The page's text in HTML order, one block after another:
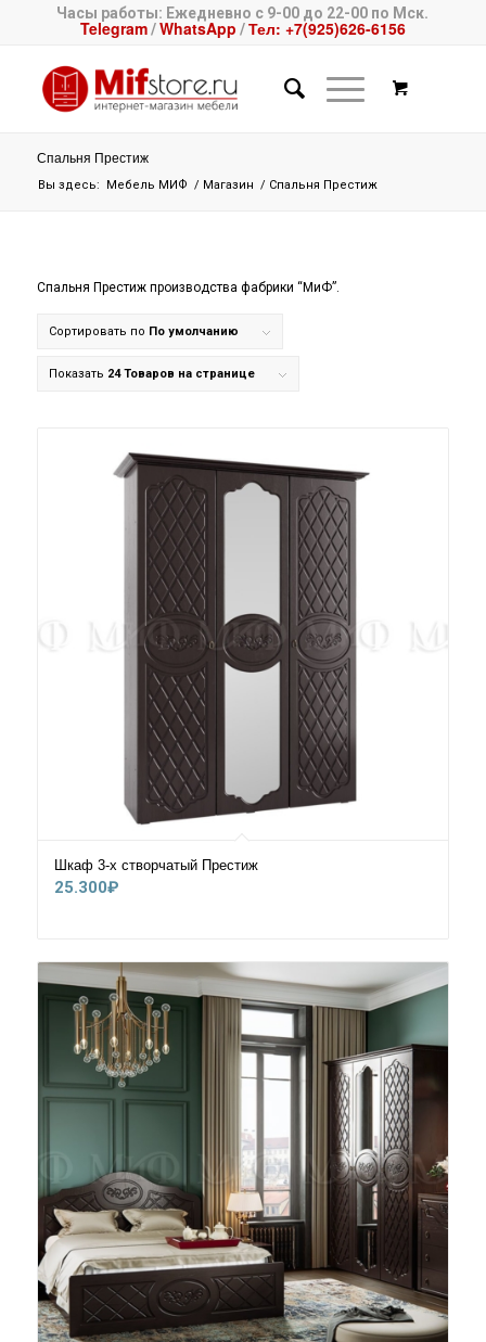
Часы работы: Ежедневно с 9-00 до 22-00 по Мск.
Telegram/WhatsApp /Тел: +7(925)626-6156
Спальня Престиж
Вы здесь: Мебель МИФ / Магазин / Спальня Престиж
Спальня Престиж производства фабрики “МиФ”.
Сортировать по По умолчанию
Показать 24 Товаров на странице
Шкаф 3-х створчатый Престиж
25.300₽